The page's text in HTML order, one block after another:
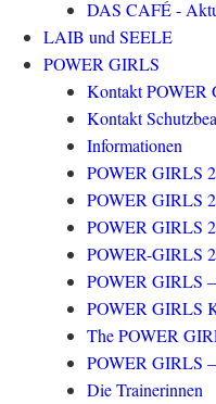
DAS CAFÉ -
LAIB und SEELE
POWER GIRLS
Kontakt POWER
Kontakt
Informationen
POWER GIRLS
POWER GIRLS
POWER GIRLS
POWER-GIRLS
POWER GIRLS
POWER GIRLS
The POWER
POWER GIRLS
Die Trainerinnen